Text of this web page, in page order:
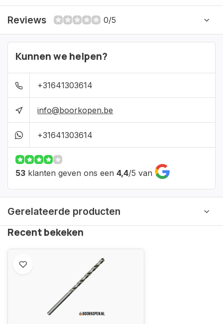
Reviews 0/5
Kunnen we helpen?
+31641303614
info@boorkopen.be
+31641303614
53 klanten geven ons een 4,4/5 van
Gerelateerde producten
Recent bekeken